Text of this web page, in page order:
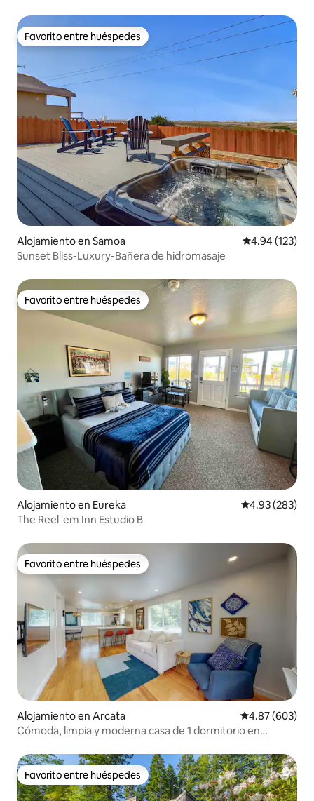
Favorito entre huéspedes
Favorito entre huéspedes
Alojamiento en Samoa Calificación
4.94 (123)
Sunset Bliss-Luxury-Bañera de hidromasaje
Favorito entre huéspedes
Favorito entre huéspedes
Alojamiento en Eureka Calificación
4.93 (283)
The Reel 'em Inn Estudio B
Favorito entre huéspedes
Favorito entre huéspedes
Alojamiento en Arcata Calificación
4.87 (603)
Cómoda, limpia y moderna casa de 1 dormitorio en
Favorito entre huéspedes
Favorito entre huéspedes